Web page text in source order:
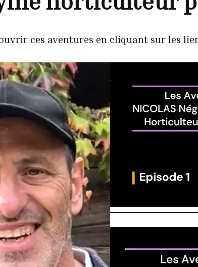
ces aventures en cliquant sur les